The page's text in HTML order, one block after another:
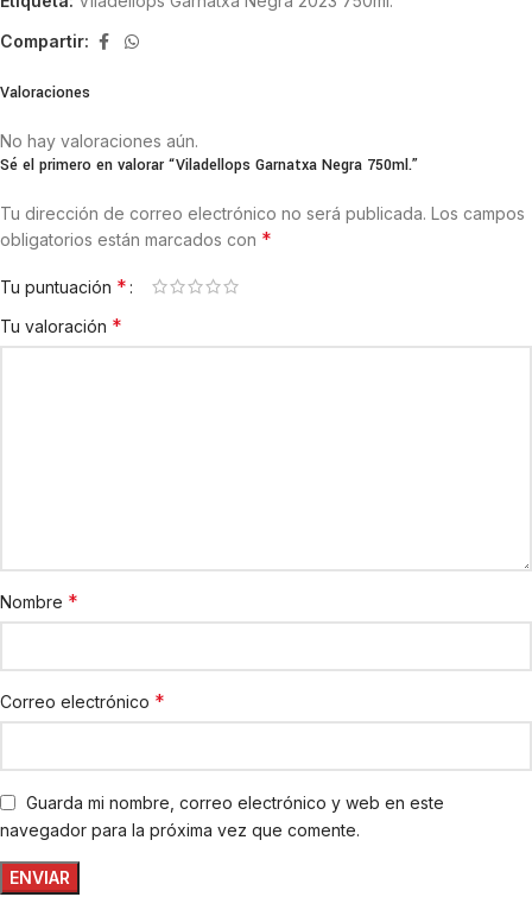
Compartir:
Valoraciones
No hay valoraciones aún.
Sé el primero en valorar “Viladellops Garnatxa Negra 750ml.”
Tu dirección de correo electrónico no será publicada. Los campos
obligatorios están marcados con *
Tu puntuación *
Tu valoración *
Nombre *
Correo electrónico *
Guarda mi nombre, correo electrónico y web en este
navegador para la próxima vez que comente.